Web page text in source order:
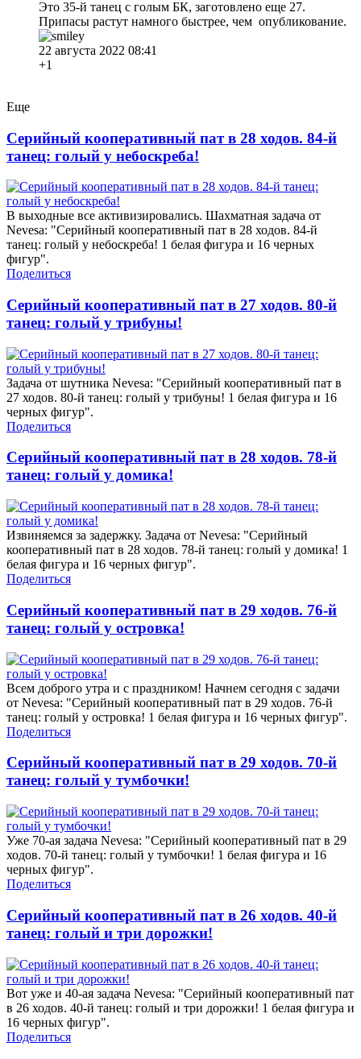
Это 35-й танец с голым БК, заготовлено еще 27.
Припасы растут намного быстрее, чем опубликование.
22 августа 2022 08:41
+1
Еще
Серийный кооперативный пат в 28 ходов. 84-й
танец: голый у небоскреба!
В выходные все активизировались. Шахматная задача от
Nevesa: "Серийный кооперативный пат в 28 ходов. 84-й
танец: голый у небоскреба! 1 белая фигура и 16 черных
фигур".
Поделиться
Серийный кооперативный пат в 27 ходов. 80-й
танец: голый у трибуны!
Задача от шутника Nevesa: "Серийный кооперативный пат в
27 ходов. 80-й танец: голый у трибуны! 1 белая фигура и 16
черных фигур".
Поделиться
Серийный кооперативный пат в 28 ходов. 78-й
танец: голый у домика!
Извиняемся за задержку. Задача от Nevesa: "Серийный
кооперативный пат в 28 ходов. 78-й танец: голый у домика! 1
белая фигура и 16 черных фигур".
Поделиться
Серийный кооперативный пат в 29 ходов. 76-й
танец: голый у островка!
Всем доброго утра и с праздником! Начнем сегодня с задачи
от Nevesa: "Серийный кооперативный пат в 29 ходов. 76-й
танец: голый у островка! 1 белая фигура и 16 черных фигур".
Поделиться
Серийный кооперативный пат в 29 ходов. 70-й
танец: голый у тумбочки!
Уже 70-ая задача Nevesa: "Серийный кооперативный пат в 29
ходов. 70-й танец: голый у тумбочки! 1 белая фигура и 16
черных фигур".
Поделиться
Серийный кооперативный пат в 26 ходов. 40-й
танец: голый и три дорожки!
Вот уже и 40-ая задача Nevesa: "Серийный кооперативный пат
в 26 ходов. 40-й танец: голый и три дорожки! 1 белая фигура и
16 черных фигур".
Поделиться